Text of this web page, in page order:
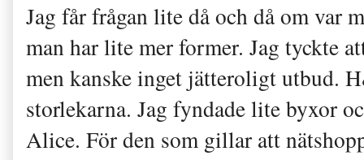
Jag får frågan lite då och då om var
man har lite mer former. Jag tyckte
men kanske inget jätteroligt utbud.
storlekarna. Jag fyndade lite byxor
Alice. För den som gillar att